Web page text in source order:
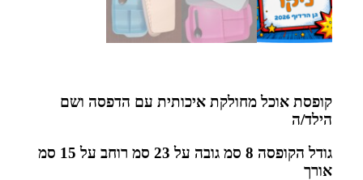
קופסת אוכל מחולקת איכותית עם הדפסה ושם
הילד/ה
גודל הקופסה 8 סמ גובה על 23 סמ רוחב על 15 סמ
אורך